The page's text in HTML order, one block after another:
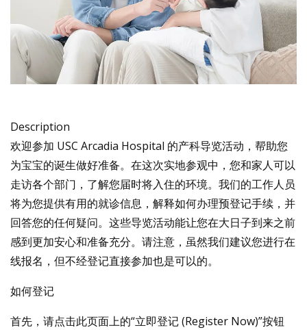
Description
欢迎参加 USC Arcadia Hospital 的产科导览活动，帮助您
为宝宝的诞生做好准备。在这次实地参观中，您和家人可以
走访各个部门，了解您届时将入住的环境。我们的工作人员
将为您提供有用的就诊信息，解释如何办理预登记手续，并
回答您的任何疑问。这些导览活动能让您在大日子到来之前
感到更加安心和准备充分。请注意，虽然我们建议您进行在
线报名，但不经登记直接参加也是可以的。
如何登记
首先，请点击此页面上的“立即登记 (Register Now)”按钮